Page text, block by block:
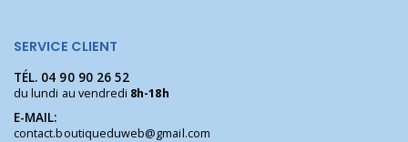
SERVICE CLIENT
TÉL. 04 90 90 26 52
du lundi au vendredi 8h-18h
E-MAIL:
contact.boutiqueduweb@gmail.com